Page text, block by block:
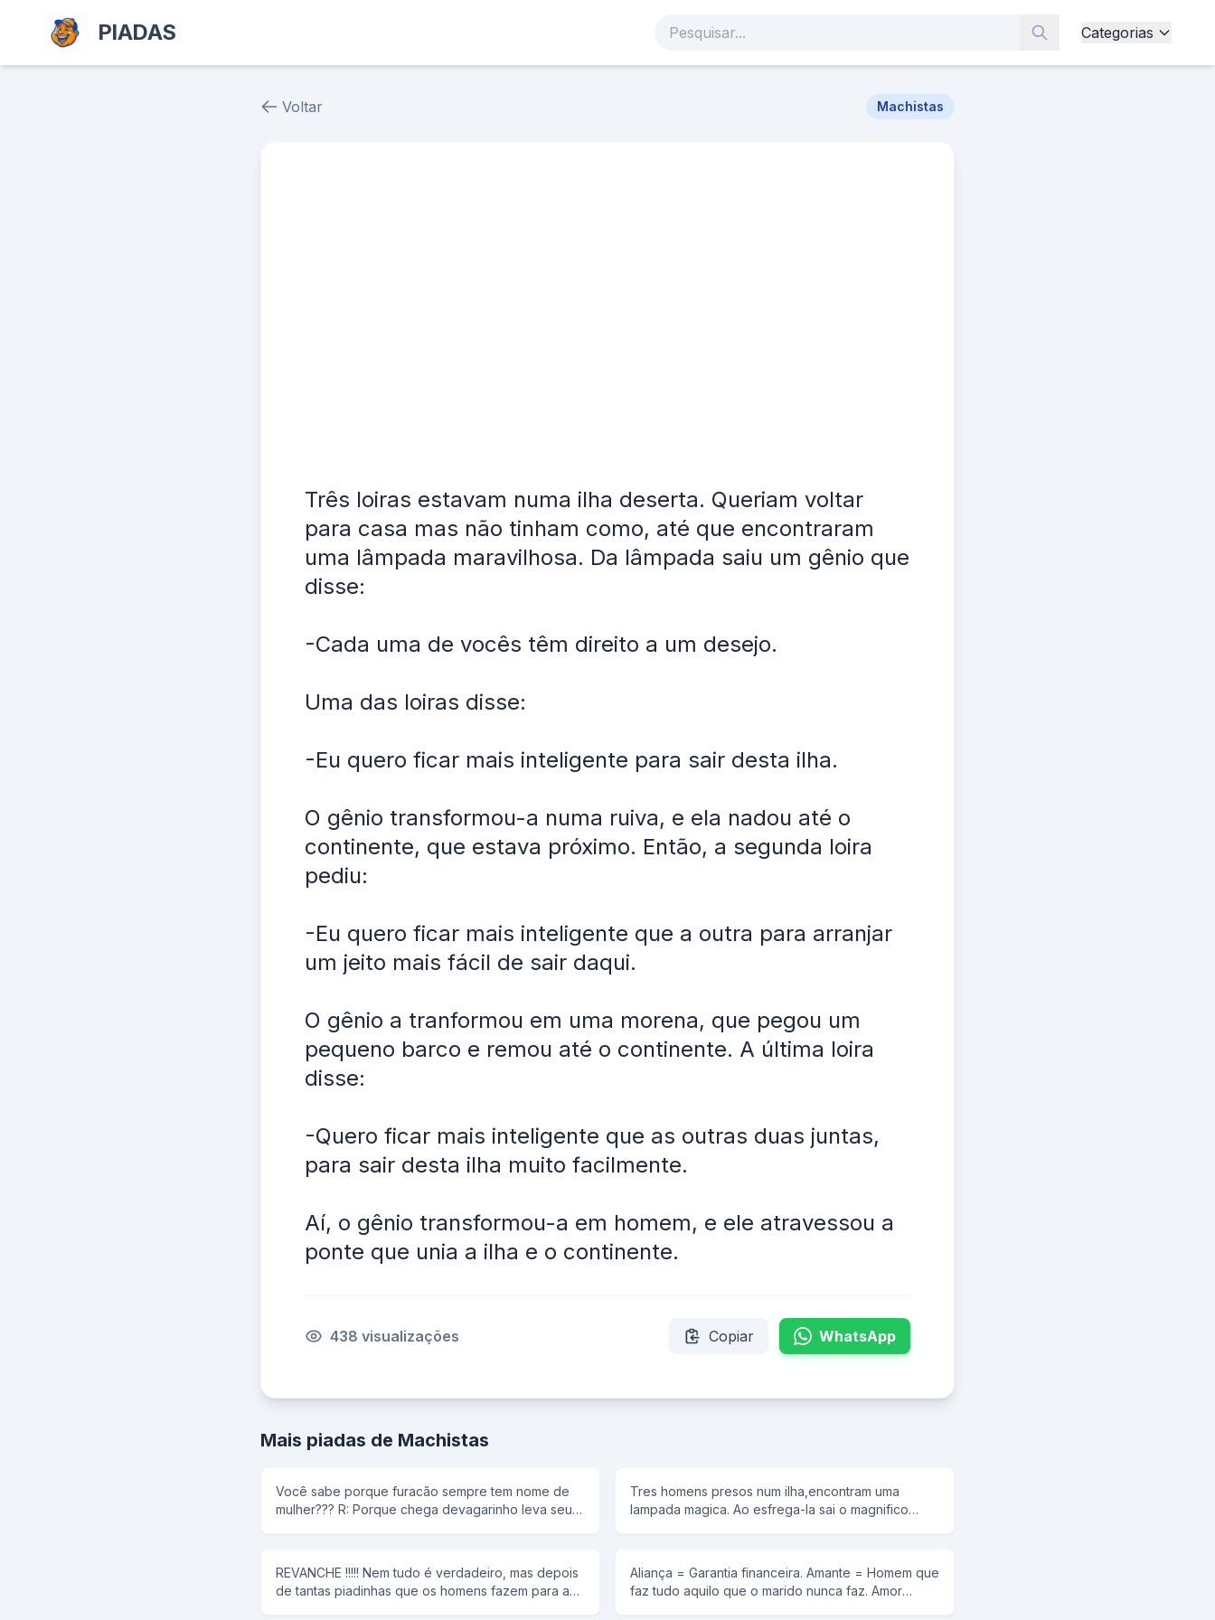
PIADAS Categorias
Voltar Machistas
Três loiras estavam numa ilha deserta. Queriam voltar
para casa mas não tinham como, até que encontraram
uma lâmpada maravilhosa. Da lâmpada saiu um gênio que
disse:
-Cada uma de vocês têm direito a um desejo.
Uma das loiras disse:
-Eu quero ficar mais inteligente para sair desta ilha.
O gênio transformou-a numa ruiva, e ela nadou até o
continente, que estava próximo. Então, a segunda loira
pediu:
-Eu quero ficar mais inteligente que a outra para arranjar
um jeito mais fácil de sair daqui.
O gênio a tranformou em uma morena, que pegou um
pequeno barco e remou até o continente. A última loira
disse:
-Quero ficar mais inteligente que as outras duas juntas,
para sair desta ilha muito facilmente.
Aí, o gênio transformou-a em homem, e ele atravessou a
ponte que unia a ilha e o continente.
438 visualizações Copiar WhatsApp
Mais piadas de Machistas
Você sabe porque furacão sempre tem nome de
mulher??? R: Porque chega devagarinho leva seu
Tres homens presos num ilha,encontram uma
lampada magica. Ao esfrega-la sai o magnifico
ser forte. E o genio o fez assim..De tao forte foi
embora da ilha a nado, sem olhar para tras. O
REVANCHE !!!!! Nem tudo é verdadeiro, mas depois
de tantas piadinhas que os homens fazem para as
Aliança = Garantia financeira. Amante = Homem que
faz tudo aquilo que o marido nunca faz. Amor